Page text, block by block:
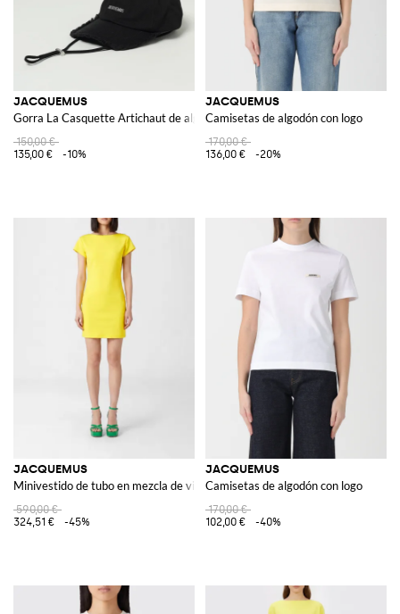
JACQUEMUS
Gorra La Casquette Artichaut de algodón
150,00 €
135,00 €
-10%
JACQUEMUS
Camisetas de algodón con logo
170,00 €
136,00 €
-20%
JACQUEMUS
Minivestido de tubo en mezcla de viscosa con detalles cut-out
590,00 €
324,51 €
-45%
JACQUEMUS
Camisetas de algodón con logo
170,00 €
102,00 €
-40%